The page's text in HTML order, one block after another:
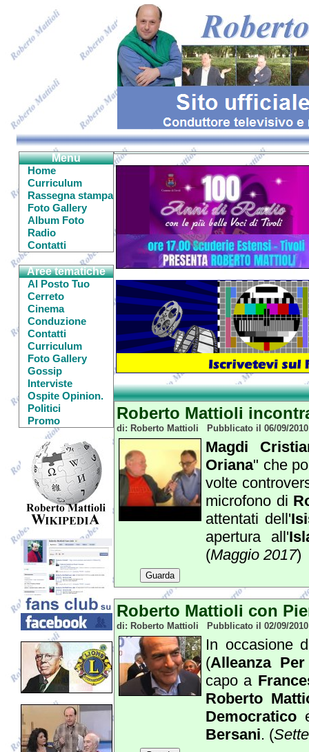
Menu
Home
Curriculum
Rassegna stampa
Foto Gallery
Album Foto
Radio
Contatti
Aree tematiche
Al Posto Tuo
Cerreto
Cinema
Conduzione
Contatti
Curriculum
Foto Gallery
Gossip
Interviste
Ospite Opinion.
Politici
Promo
Roberto Mattioli
di: Roberto Mattioli Pubblicato il 06/09/
Magdi
Oriana" che
volte
microfono di
attentati dell'
apertura all'
(Maggio 2017)
Guarda
Roberto Mattioli con
di: Roberto Mattioli Pubblicato il 02/09/
In occasione
(Alleanza
capo a
Roberto
Democratico
Bersani. (